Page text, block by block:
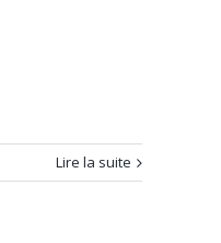
Lire la suite